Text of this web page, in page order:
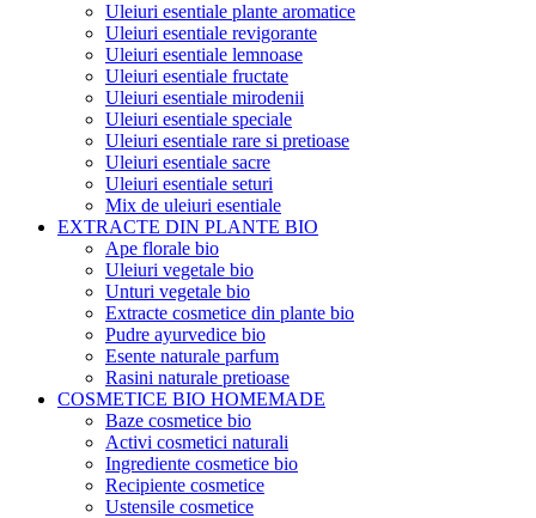
Uleiuri esentiale plante aromatice
Uleiuri esentiale revigorante
Uleiuri esentiale lemnoase
Uleiuri esentiale fructate
Uleiuri esentiale mirodenii
Uleiuri esentiale speciale
Uleiuri esentiale rare si pretioase
Uleiuri esentiale sacre
Uleiuri esentiale seturi
Mix de uleiuri esentiale
EXTRACTE DIN PLANTE BIO
Ape florale bio
Uleiuri vegetale bio
Unturi vegetale bio
Extracte cosmetice din plante bio
Pudre ayurvedice bio
Esente naturale parfum
Rasini naturale pretioase
COSMETICE BIO HOMEMADE
Baze cosmetice bio
Activi cosmetici naturali
Ingrediente cosmetice bio
Recipiente cosmetice
Ustensile cosmetice